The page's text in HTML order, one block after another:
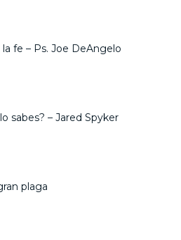
fe – Ps. Joe DeAngelo
sabes? – Jared Spyker
plaga